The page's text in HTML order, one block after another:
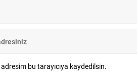
bu tarayıcıya kaydedilsin.